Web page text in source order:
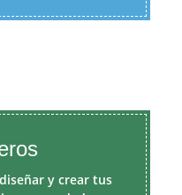
y crear tus